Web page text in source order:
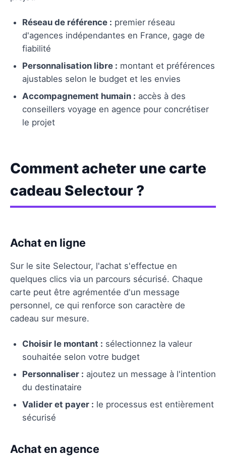
Réseau de référence : premier réseau
d'agences indépendantes en France, gage de
fiabilité
Personnalisation libre : montant et préférences
ajustables selon le budget et les envies
Accompagnement humain : accès à des
conseillers voyage en agence pour concrétiser
le projet
Comment acheter une carte
cadeau Selectour ?
Achat en ligne
Sur le site Selectour, l'achat s'effectue en
quelques clics via un parcours sécurisé. Chaque
carte peut être agrémentée d'un message
personnel, ce qui renforce son caractère de
cadeau sur mesure.
Choisir le montant : sélectionnez la valeur
souhaitée selon votre budget
Personnaliser : ajoutez un message à l'intention
du destinataire
Valider et payer : le processus est entièrement
sécurisé
Achat en agence